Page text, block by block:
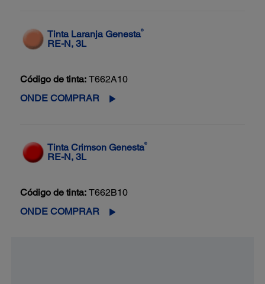
Tinta Laranja Genesta®
RE-N, 3L
Código de tinta: T662A10
ONDE COMPRAR
Tinta Crimson Genesta®
RE-N, 3L
Código de tinta: T662B10
ONDE COMPRAR